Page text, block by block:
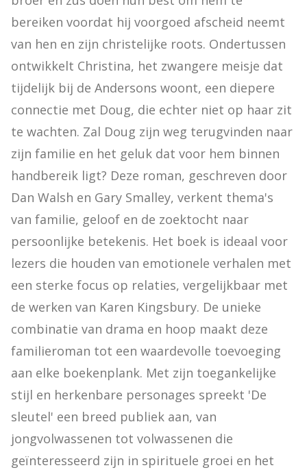
bereiken voordat hij voorgoed afscheid neemt
van hen en zijn christelijke roots. Ondertussen
ontwikkelt Christina, het zwangere meisje dat
tijdelijk bij de Andersons woont, een diepere
connectie met Doug, die echter niet op haar zit
te wachten. Zal Doug zijn weg terugvinden naar
zijn familie en het geluk dat voor hem binnen
handbereik ligt? Deze roman, geschreven door
Dan Walsh en Gary Smalley, verkent thema's
van familie, geloof en de zoektocht naar
persoonlijke betekenis. Het boek is ideaal voor
lezers die houden van emotionele verhalen met
een sterke focus op relaties, vergelijkbaar met
de werken van Karen Kingsbury. De unieke
combinatie van drama en hoop maakt deze
familieroman tot een waardevolle toevoeging
aan elke boekenplank. Met zijn toegankelijke
stijl en herkenbare personages spreekt 'De
sleutel' een breed publiek aan, van
jongvolwassenen tot volwassenen die
geïnteresseerd zijn in spirituele groei en het